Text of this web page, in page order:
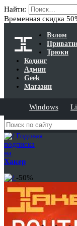
Найти:
Временная скидка
Взлом
Трюки
Кодинг
Админ
Geek
Магазин
Windows
Годовая
подписка
на
Хакер
-50%